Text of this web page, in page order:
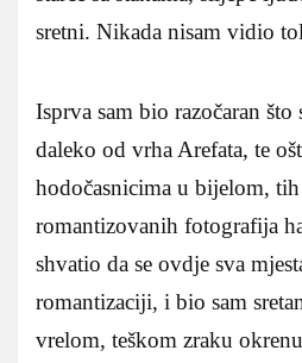
sretni. Nikada nisam vidio
Isprva sam bio razočaran
daleko od vrha Arefata, te
hodočasnicima u bijelom,
romantizovanih fotografija
shvatio da se ovdje sva
romantizaciji, i bio sam
vrelom, teškom zraku